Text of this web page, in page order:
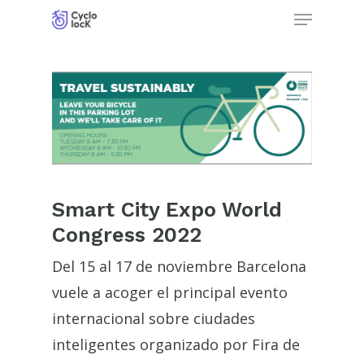
Menu
Smart City Expo World
Congress 2022
Del 15 al 17 de noviembre Barcelona
vuele a acoger el principal evento
internacional sobre ciudades
inteligentes organizado por Fira de